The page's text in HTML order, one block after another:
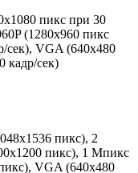
пикс при 30
(1280x960 пикс
сек), VGA (640x480
кадр/сек)
пикс), 2
пикс), 1 Mпикс
VGA (640x480